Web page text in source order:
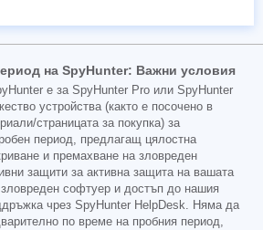
на SpyHunter: Важни условия
е за SpyHunter Pro или SpyHunter
устройства (както е посочено в
страницата за покупка) за
период, предлагащ цялостна
и премахване на зловреден
защити за активна защита на вашата
софтуер и достъп до нашия
чрез SpyHunter HelpDesk. Няма да
по време на пробния период,